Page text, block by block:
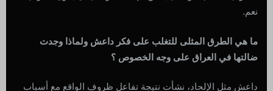
نعم.
ما هي الطرق المثلى للتغلب على فكر داعش ولماذا وجدت
ضالتها في العراق على وجه الخصوص ؟
داعش مثل الإلحاد، نشأت نتيجة تفاعل ظروف الواقع مع أسباب